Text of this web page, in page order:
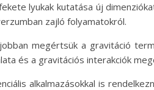
lyukak kutatása új
zajló folyamatokról.
megértsük a gravitáció
és a gravitációs interakciók
alkalmazásokkal is